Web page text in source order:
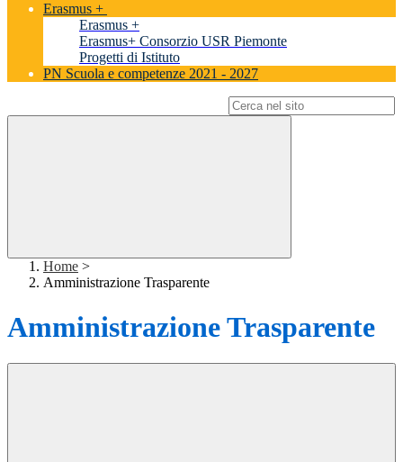
Erasmus +
Erasmus +
Erasmus+ Consorzio USR Piemonte
Progetti di Istituto
PN Scuola e competenze 2021 - 2027
Home >
Amministrazione Trasparente
Amministrazione Trasparente